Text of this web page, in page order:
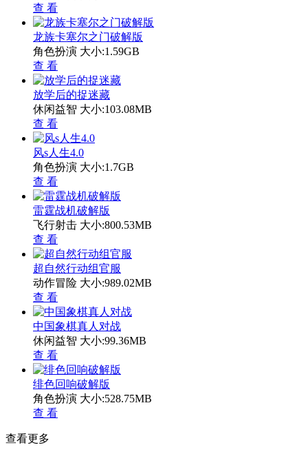
查 看
龙族卡塞尔之门破解版
角色扮演 大小:1.59GB
查 看
放学后的捉迷藏
休闲益智 大小:103.08MB
查 看
风s人生4.0
角色扮演 大小:1.7GB
查 看
雷霆战机破解版
飞行射击 大小:800.53MB
查 看
超自然行动组官服
动作冒险 大小:989.02MB
查 看
中国象棋真人对战
休闲益智 大小:99.36MB
查 看
绯色回响破解版
角色扮演 大小:528.75MB
查 看
查看更多